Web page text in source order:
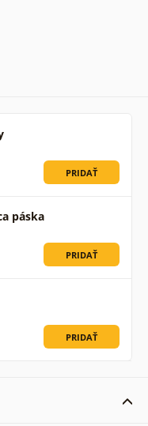
PRIDAŤ
páska
PRIDAŤ
PRIDAŤ